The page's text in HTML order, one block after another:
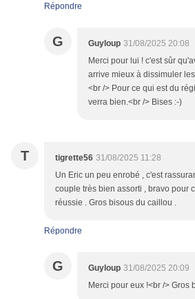
Répondre
G Guyloup 31/08/2025 20:08
Merci pour lui ! c'est sûr
arrive mieux à dissimuler
<br /> Pour ce qui est du
verra bien.<br /> Bises :-)
T tigrette56 31/08/2025 11:28
Un Eric un peu enrobé , c'est
couple très bien assorti , bravo pour
réussie . Gros bisous du caillou .
Répondre
G Guyloup 31/08/2025 20:09
Merci pour eux !<br /> Gros